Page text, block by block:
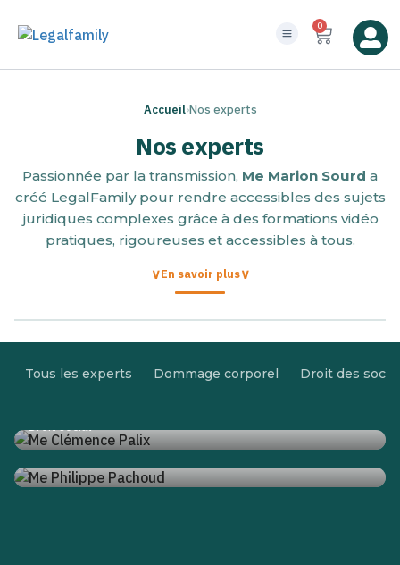
0
Accueil›Nos experts
Nos experts
Passionnée par la transmission, Me Marion Sourd a
créé LegalFamily pour rendre accessibles des sujets
juridiques complexes grâce à des formations vidéo
pratiques, rigoureuses et accessibles à tous.
En savoir plus
Tous les experts Dommage corporel Droit des
Droit social
Me Philippe Pachoud
Droit social